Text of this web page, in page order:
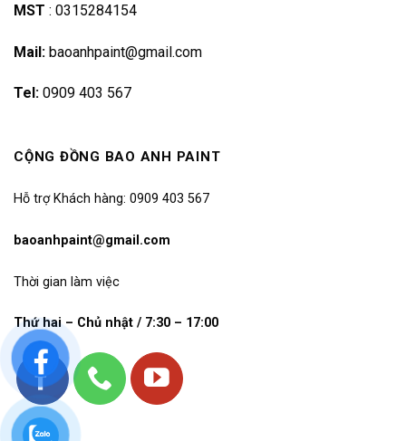
MST : 0315284154
Mail: baoanhpaint@gmail.com
Tel: 0909 403 567
CỘNG ĐỒNG BAO ANH PAINT
Hỗ trợ Khách hàng: 0909 403 567
baoanhpaint@gmail.com
Thời gian làm việc
Thứ hai – Chủ nhật / 7:30 – 17:00